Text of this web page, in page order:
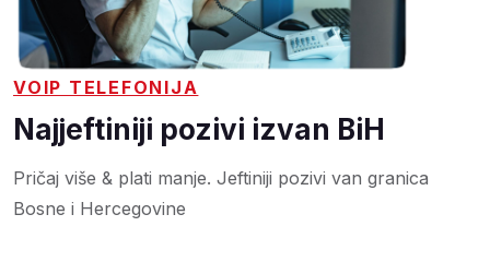
VOIP TELEFONIJA
Najjeftiniji pozivi izvan BiH
Pričaj više & plati manje. Jeftiniji pozivi van granica
Bosne i Hercegovine